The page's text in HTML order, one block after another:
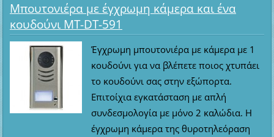
Μπουτονιέρα με έγχρωμη κάμερα και ένα
κουδούνι MT-DT-591
Έγχρωμη μπουτονιέρα με κάμερα με 1
κουδούνι για να βλέπετε ποιος χτυπάει
το κουδούνι σας στην εξώπορτα.
Επιτοίχια εγκατάσταση με απλή
συνδεσμολογία με μόνο 2 καλώδια. Η
έγχρωμη κάμερα της θυροτηλεόραση